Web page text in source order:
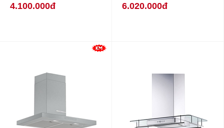
4.100.000đ 6.020.000đ